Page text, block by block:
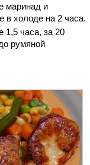
маринад и
в холоде на 2 часа.
1,5 часа, за 20
румяной